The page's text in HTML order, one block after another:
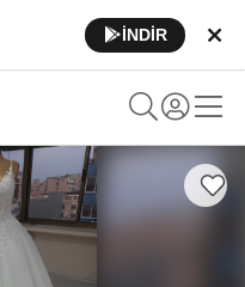
İNDİR